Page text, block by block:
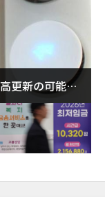
更新の可能性